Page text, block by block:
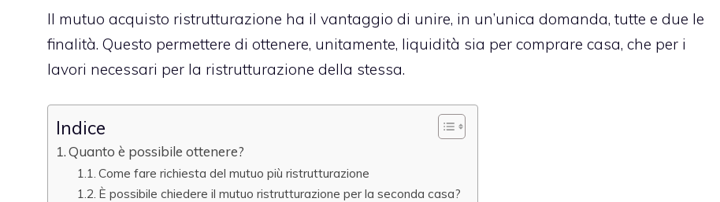
Il mutuo acquisto ristrutturazione ha il vantaggio di unire, in un’unica domanda, tutte e due le
finalità. Questo permettere di ottenere, unitamente, liquidità sia per comprare casa, che per i
lavori necessari per la ristrutturazione della stessa.
Indice
Quanto è possibile ottenere?
Come fare richiesta del mutuo più ristrutturazione
È possibile chiedere il mutuo ristrutturazione per la seconda casa?